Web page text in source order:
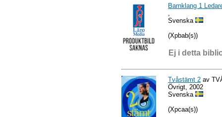
Barnklang 1
Svenska
(Xpbab(s))
Ej i detta
Tvåstämt 2 av
Övrigt, 2002
Svenska
(Xpcaa(s))